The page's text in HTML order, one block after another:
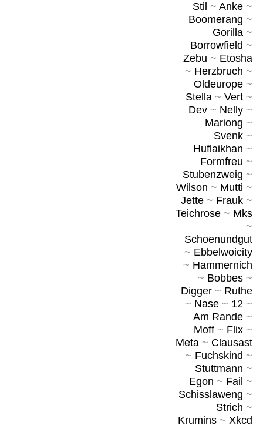
Stil ~ Anke~
Boomerang ~
Gorilla~
Borrowfield ~
Zebu ~ Etosha
~ Herzbruch ~
Oldeurope~
Stella~ Vert~
Dev~ Nelly~
Mariong ~
Svenk~
Huflaikhan ~
Formfreu ~
Stubenzweig ~
Wilson ~ Mutti ~
Jette~ Frauk~
Teichrose~ Mks
~
Schoenundgut
~ Ebbelwoicity
~ Hammernich
~ Bobbes~
Digger~ Ruthe
~ Nase~ 12~
Am Rande~
Moff~ Flix~
Meta~ Clausast
~ Fuchskind ~
Stuttmann ~
Egon ~ Fail ~
Schisslaweng ~
Strich ~
Krumins~ Xkcd